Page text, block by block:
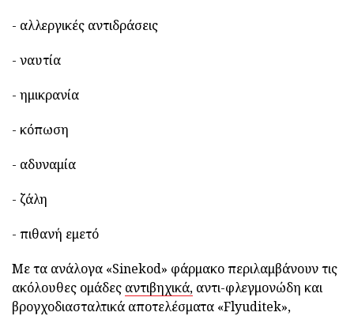
- αλλεργικές αντιδράσεις
- ναυτία
- ημικρανία
- κόπωση
- αδυναμία
- ζάλη
- πιθανή εμετό
Με τα ανάλογα «Sinekod» φάρμακο περιλαμβάνουν τις
ακόλουθες ομάδες αντιβηχικά, αντι-φλεγμονώδη και
βρογχοδιασταλτικά αποτελέσματα «Flyuditek»,